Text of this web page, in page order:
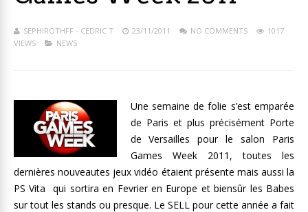
SEPHIROTHFF - CEDRIC T 23/11/2011 NO COMMENTS
1017
VIEWS
NEWS
Une semaine de folie s’est emparée
de Paris et plus précisément Porte
de Versailles pour le salon Paris
Games Week 2011, toutes les
dernières nouveautes jeux vidéo étaient présente mais aussi la
PS Vita qui sortira en Fevrier en Europe et biensûr les Babes
sur tout les stands ou presque. Le SELL pour cette année a fait